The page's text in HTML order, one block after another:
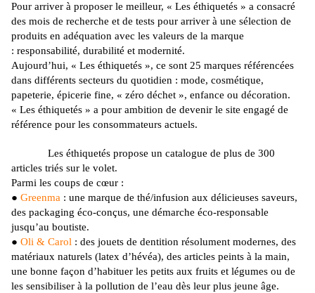
Pour arriver à proposer le meilleur, « Les éthiquetés » a consacré
des mois de recherche et de tests pour arriver à une sélection de
produits en adéquation avec les valeurs de la marque
: responsabilité, durabilité et modernité.
Aujourd’hui, « Les éthiquetés », ce sont 25 marques référencées
dans différents secteurs du quotidien : mode, cosmétique,
papeterie, épicerie fine, « zéro déchet », enfance ou décoration.
« Les éthiquetés » a pour ambition de devenir le site engagé de
référence pour les consommateurs actuels.
Les éthiquetés propose un catalogue de plus de 300
articles triés sur le volet.
Parmi les coups de cœur :
● Greenma : une marque de thé/infusion aux délicieuses saveurs,
des packaging éco-conçus, une démarche éco-responsable
jusqu’au boutiste.
● Oli & Carol : des jouets de dentition résolument modernes, des
matériaux naturels (latex d’hévéa), des articles peints à la main,
une bonne façon d’habituer les petits aux fruits et légumes ou de
les sensibiliser à la pollution de l’eau dès leur plus jeune âge.